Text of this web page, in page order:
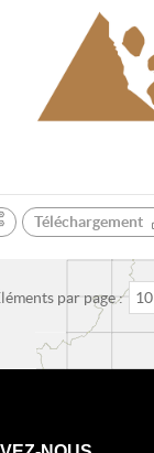
Téléchargement
par page : 10